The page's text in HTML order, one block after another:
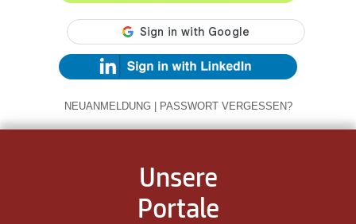
NEUANMELDUNG | PASSWORT VERGESSEN?
Unsere
Portale